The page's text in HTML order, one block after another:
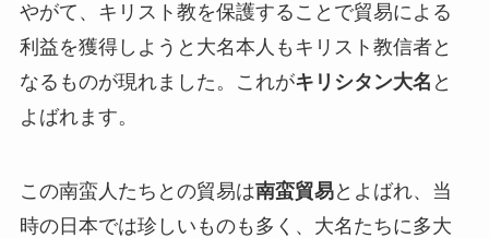
やがて、キリスト教を保護することで貿易による
利益を獲得しようと大名本人もキリスト教信者と
なるものが現れました。これがキリシタン大名 と
よばれます。
この南蛮人たちとの貿易は南蛮貿易とよばれ、当
時の日本では珍しいものも多く、大名たちに多大